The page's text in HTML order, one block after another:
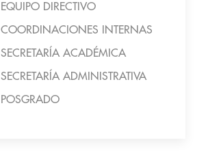
EQUIPO DIRECTIVO
COORDINACIONES INTERNAS
SECRETARÍA ACADÉMICA
SECRETARÍA ADMINISTRATIVA
POSGRADO